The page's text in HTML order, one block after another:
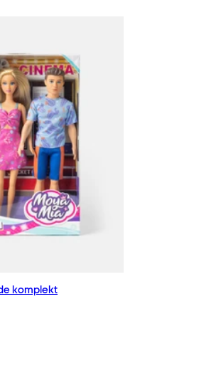
komplekt